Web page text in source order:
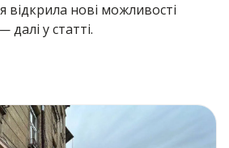
відкрила нові можливості
далі у статті.